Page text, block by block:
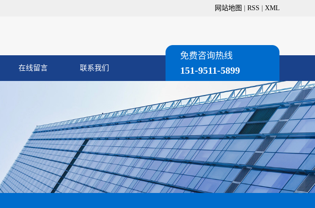
网站地图 RSS XML
免费咨询热线
151-9511-5899
在线留言 联系我们